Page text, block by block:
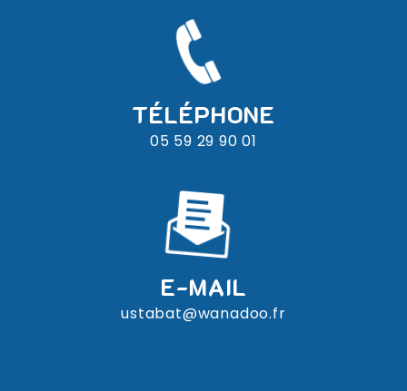
TÉLÉPHONE
05 59 29 90 01
E-MAIL
ustabat@wanadoo.fr